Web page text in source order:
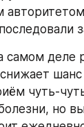
самом деле
шанс
чуть-
но